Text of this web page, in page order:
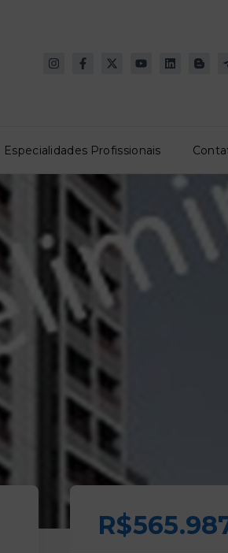
Especialidades Profissionais